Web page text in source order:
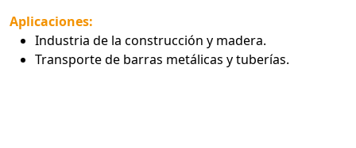
Aplicaciones:
Industria de la construcción y madera.
Transporte de barras metálicas y tuberías.